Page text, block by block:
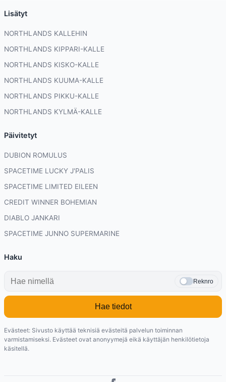
Lisätyt
NORTHLANDS KALLEHIN
NORTHLANDS KIPPARI-KALLE
NORTHLANDS KISKO-KALLE
NORTHLANDS KUUMA-KALLE
NORTHLANDS PIKKU-KALLE
NORTHLANDS KYLMÄ-KALLE
Päivitetyt
DUBION ROMULUS
SPACETIME LUCKY J'PALIS
SPACETIME LIMITED EILEEN
CREDIT WINNER BOHEMIAN
DIABLO JANKARI
SPACETIME JUNNO SUPERMARINE
Haku
Reknro
Hae tiedot
Evästeet: Sivusto käyttää teknisiä evästeitä palvelun toiminnan
varmistamiseksi. Evästeet ovat anonyymejä eikä käyttäjän henkilötietoja
käsitellä.